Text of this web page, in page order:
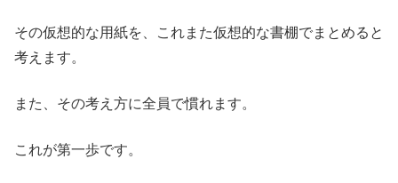
その仮想的な用紙を、これまた仮想的な書棚でまとめると
考えます。
また、その考え方に全員で慣れます。
これが第一歩です。